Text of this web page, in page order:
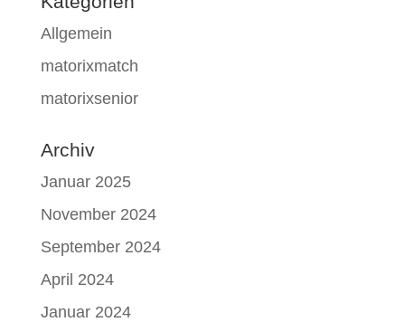
Allgemein
matorixmatch
matorixsenior
Archiv
Januar 2025
November 2024
September 2024
April 2024
Januar 2024